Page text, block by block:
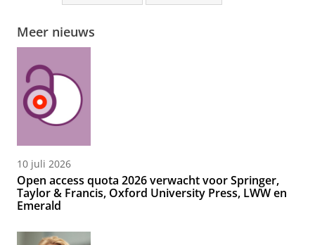
Meer nieuws
10 juli 2026
Open access quota 2026 verwacht voor Springer,
Taylor & Francis, Oxford University Press, LWW en
Emerald